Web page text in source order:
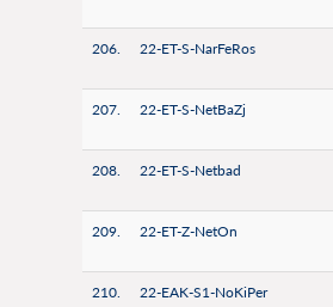
206. 22-ET-S-NarFeRos
207. 22-ET-S-NetBaZj
208. 22-ET-S-Netbad
209. 22-ET-Z-NetOn
210. 22-EAK-S1-NoKiPer